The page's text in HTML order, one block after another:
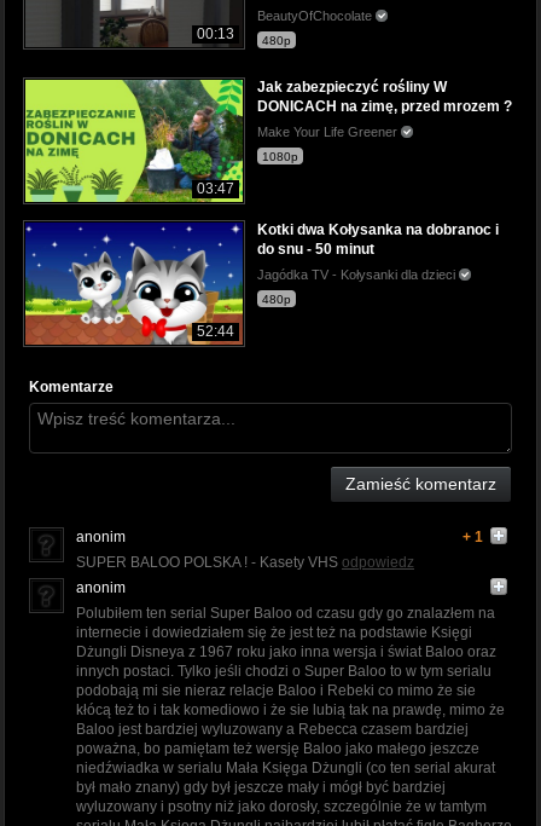
00:13
BeautyOfChocolate
480p
03:47
Jak zabezpieczyć rośliny W
DONICACH na zimę, przed mrozem ?
Make Your Life Greener
1080p
52:44
Kotki dwa Kołysanka na dobranoc i
do snu - 50 minut
Jagódka TV - Kołysanki dla dzieci
480p
Komentarze
Zamieść komentarz
anonim
+ 1
SUPER BALOO POLSKA ! - Kasety VHS odpowiedz
anonim
Polubiłem ten serial Super Baloo od czasu gdy go znalazłem na
internecie i dowiedziałem się że jest też na podstawie Księgi
Dżungli Disneya z 1967 roku jako inna wersja i świat Baloo oraz
innych postaci. Tylko jeśli chodzi o Super Baloo to w tym serialu
podobają mi sie nieraz relacje Baloo i Rebeki co mimo że sie
kłócą też to i tak komediowo i że sie lubią tak na prawdę, mimo że
Baloo jest bardziej wyluzowany a Rebecca czasem bardziej
poważna, bo pamiętam też wersję Baloo jako małego jeszcze
niedźwiadka w serialu Mała Księga Dżungli (co ten serial akurat
był mało znany) gdy był jeszcze mały i mógł być bardziej
wyluzowany i psotny niż jako dorosły, szczególnie że w tamtym